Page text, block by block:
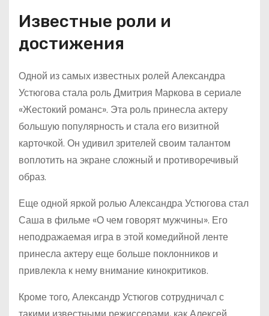
Известные роли и
достижения
Одной из самых известных ролей Александра
Устюгова стала роль Дмитрия Маркова в сериале
«Жестокий романс». Эта роль принесла актеру
большую популярность и стала его визитной
карточкой. Он удивил зрителей своим талантом
воплотить на экране сложный и противоречивый
образ.
Еще одной яркой ролью Александра Устюгова стал
Саша в фильме «О чем говорят мужчины». Его
неподражаемая игра в этой комедийной ленте
принесла актеру еще больше поклонников и
привлекла к нему внимание кинокритиков.
Кроме того, Александр Устюгов сотрудничал с